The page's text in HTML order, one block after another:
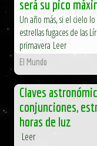
espectáculos más
fenómeno, […]
El Independiente
será su pico
Un año más, si el cielo
estrellas fugaces de las
primavera Leer
El Mundo
Claves
conjunciones,
horas de luz
Leer